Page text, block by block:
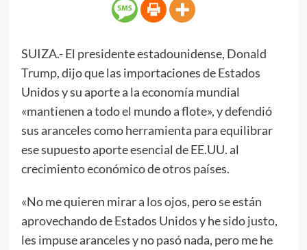
SUIZA.- El presidente estadounidense, Donald
Trump, dijo que las importaciones de Estados
Unidos y su aporte a la economía mundial
«mantienen a todo el mundo a flote», y defendió
sus aranceles como herramienta para equilibrar
ese supuesto aporte esencial de EE.UU. al
crecimiento económico de otros países.
«No me quieren mirar a los ojos, pero se están
aprovechando de Estados Unidos y he sido justo,
les impuse aranceles y no pasó nada, pero me he